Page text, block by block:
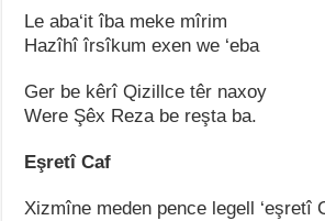
Le aba‘it îba meke mîrim
Hazîhî îrsîkum exen we ‘eba
Ger be kêrî Qizillce têr naxoy
Were Şêx Reza be reşta ba.
Eşretî Caf
Xizmîne meden pence legell ‘eşretî